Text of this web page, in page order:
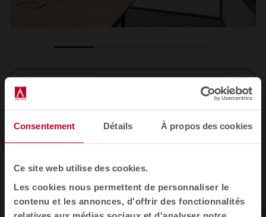
Consentement Détails À propos des cookies
Ce site web utilise des cookies.
Les cookies nous permettent de personnaliser le
contenu et les annonces, d'offrir des fonctionnalités
Voir toutes les images